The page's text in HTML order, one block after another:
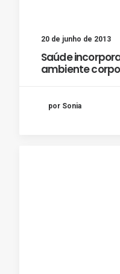
20 de junho de 2013
Saúde
ambiente
por Sonia